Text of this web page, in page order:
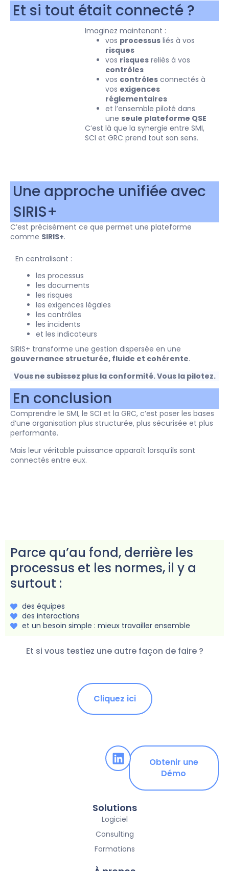
Et si tout était connecté ?
Imaginez maintenant :
vos processus liés à vos
risques
vos risques reliés à vos
contrôles
vos contrôles connectés à
vos exigences
réglementaires
et l’ensemble piloté dans
une seule plateforme QSE
C’est là que la synergie entre SMI,
SCI et GRC prend tout son sens.
Une approche unifiée avec
SIRIS+
C’est précisément ce que permet une plateforme
comme SIRIS+.
En centralisant :
les processus
les documents
les risques
les exigences légales
les contrôles
les incidents
et les indicateurs
SIRIS+ transforme une gestion dispersée en une
gouvernance structurée, fluide et cohérente.
Vous ne subissez plus la conformité. Vous la pilotez.
En conclusion
Comprendre le SMI, le SCI et la GRC, c’est poser les bases
d’une organisation plus structurée, plus sécurisée et plus
performante.
Mais leur véritable puissance apparaît lorsqu’ils sont
connectés entre eux.
Parce qu’au fond, derrière les
processus et les normes, il y a
surtout :
des équipes
des interactions
et un besoin simple : mieux travailler ensemble
Et si vous testiez une autre façon de faire ?
Cliquez ici
Obtenir une
Démo
Solutions
Logiciel
Consulting
Formations